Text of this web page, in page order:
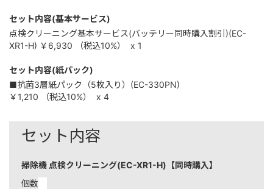
セット内容(基本サービス)
点検クリーニング基本サービス(バッテリー同時購入割引)(EC-
XR1-H) ￥6,930 （税込10%） x 1
セット内容(紙パック)
■抗菌3層紙パック（5枚入り）(EC-330PN)
￥1,210
（税込10%） x 4
セット内容
掃除機 点検クリーニング(EC-XR1-H)【同時購入】
個数